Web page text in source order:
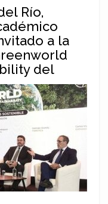
Río,
a la
del